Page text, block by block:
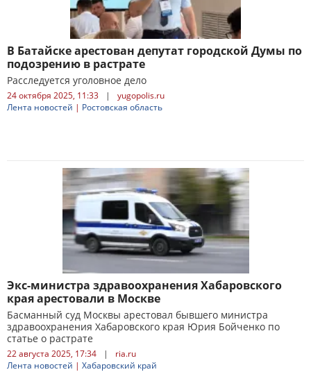
В Батайске арестован депутат городской Думы по
подозрению в растрате
Расследуется уголовное дело
24 октября 2025, 11:33 |
yugopolis.ru
Лента новостей | Ростовская область
Экс-министра здравоохранения Хабаровского
края арестовали в Москве
Басманный суд Москвы арестовал бывшего министра
здравоохранения Хабаровского края Юрия Бойченко по
статье о растрате
22 августа 2025, 17:34 |
ria.ru
Лента новостей | Хабаровский край